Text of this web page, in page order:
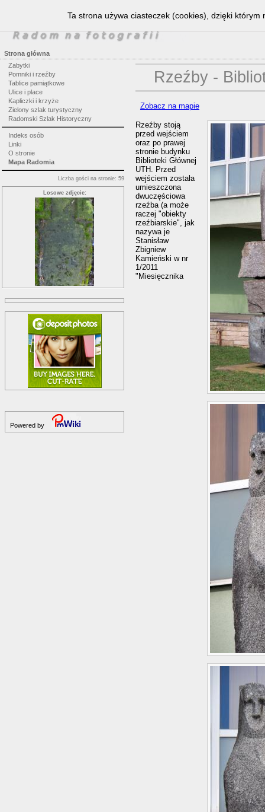
Strona główna
Zabytki
Pomniki i rzeźby
Tablice pamiątkowe
Ulice i place
Kapliczki i krzyże
Zielony szlak turystyczny
Radomski Szlak Historyczny
Indeks osób
Linki
O stronie
Mapa Radomia
Liczba gości na stronie: 59
Losowe zdjęcie:
Powered by
Rzeźby -
Zobacz na mapie
Rzeźby stoją
przed wejściem
oraz po prawej
stronie budynku
Biblioteki Głównej
UTH. Przed
wejściem została
umieszczona
dwuczęściowa
rzeźba (a może
raczej "obiekty
rzeźbiarskie", jak
nazywa je
Stanisław
Zbigniew
Kamieński w nr
1/2011
"Miesięcznika
Ta strona używa ciasteczek (cookies), dzięki którym